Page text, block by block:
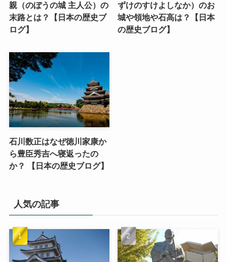
親（のぼうの城 主人公）の
末路とは？【日本の歴史ブ
ログ】
ずけのすけよしなか）のお
城や領地や石高は？【日本
の歴史ブログ】
石川数正はなぜ徳川家康か
ら豊臣秀吉へ寝返ったの
か？ 【日本の歴史ブログ】
人気の記事